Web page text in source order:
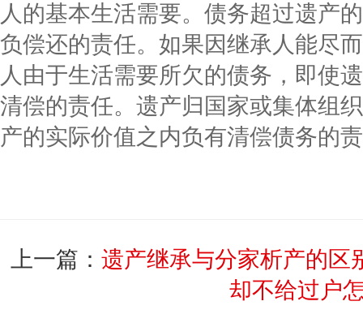
人的基本生活需要。债务超过遗产
负偿还的责任。如果因继承人能尽
人由于生活需要所欠的债务，即使
清偿的责任。遗产归国家或集体组
产的实际价值之内负有清偿债务的
上一篇： 遗产继承与分家析产的区
却不给过户